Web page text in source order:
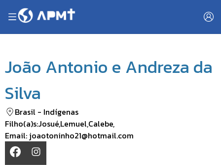
João Antonio e Andreza da
Silva
Brasil - Indígenas
Filho(a)s:Josué,Lemuel,Calebe,
Email: joaotoninho21@hotmail.com